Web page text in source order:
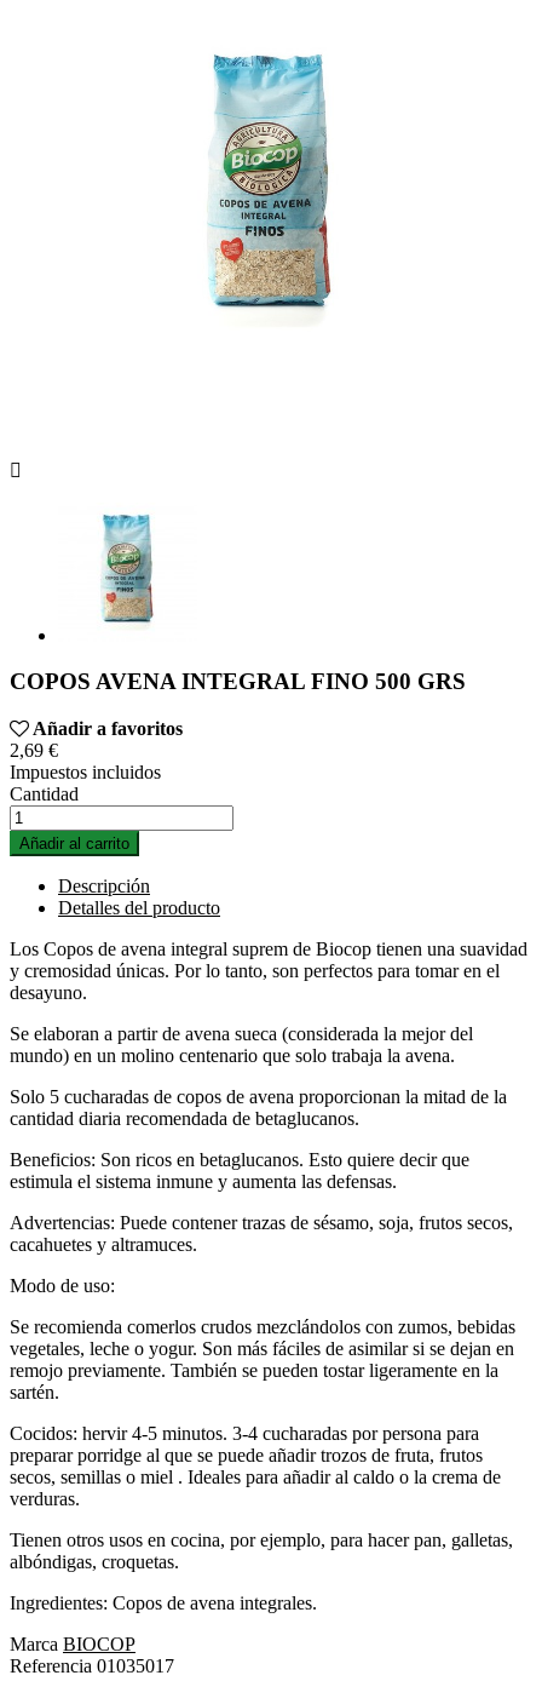

COPOS AVENA INTEGRAL FINO 500 GRS
Añadir a favoritos
2,69 €
Impuestos incluidos
Cantidad
Añadir al carrito
Descripción
Detalles del producto
Los Copos de avena integral suprem de Biocop tienen una suavidad
y cremosidad únicas. Por lo tanto, son perfectos para tomar en el
desayuno.
Se elaboran a partir de avena sueca (considerada la mejor del
mundo) en un molino centenario que solo trabaja la avena.
Solo 5 cucharadas de copos de avena proporcionan la mitad de la
cantidad diaria recomendada de betaglucanos.
Beneficios: Son ricos en betaglucanos. Esto quiere decir que
estimula el sistema inmune y aumenta las defensas.
Advertencias: Puede contener trazas de sésamo, soja, frutos secos,
cacahuetes y altramuces.
Modo de uso:
Se recomienda comerlos crudos mezclándolos con zumos, bebidas
vegetales, leche o yogur. Son más fáciles de asimilar si se dejan en
remojo previamente. También se pueden tostar ligeramente en la
sartén.
Cocidos: hervir 4-5 minutos. 3-4 cucharadas por persona para
preparar porridge al que se puede añadir trozos de fruta, frutos
secos, semillas o miel . Ideales para añadir al caldo o la crema de
verduras.
Tienen otros usos en cocina, por ejemplo, para hacer pan, galletas,
albóndigas, croquetas.
Ingredientes: Copos de avena integrales.
Marca BIOCOP
Referencia 01035017